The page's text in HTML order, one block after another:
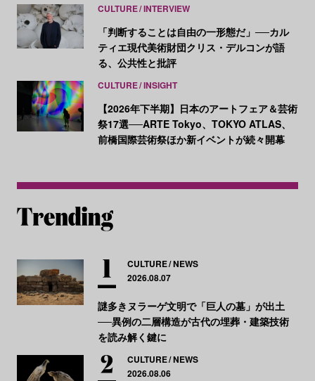
CULTURE INTERVIEW
「判断することは自由の一形態だ」──カル
ティエ現代美術財団クリス・デルコンが語
る、公共性と批評
CULTURE INSIGHT
【2026年下半期】日本のアートフェア＆芸術
祭17選──ARTE Tokyo、TOKYO ATLAS、
前橋国際芸術祭ほか新イベントが続々開幕
CULTURE NEWS
2026.08.07
謎多きヌラーゲ文明で「巨人の墓」が出土
──異例の二層構造が古代の埋葬・建築技術
を読み解く鍵に
CULTURE NEWS
2026.08.06